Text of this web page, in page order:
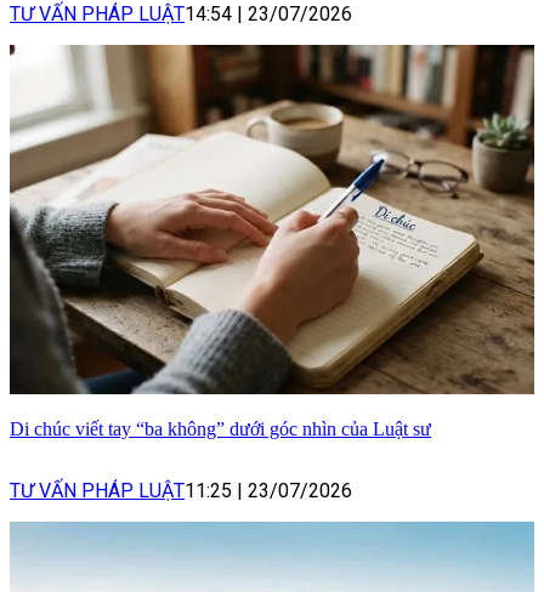
TƯ VẤN PHÁP LUẬT14:54 23/07/2026
Di chúc viết tay “ba không” dưới góc nhìn của Luật sư
TƯ VẤN PHÁP LUẬT11:25 23/07/2026